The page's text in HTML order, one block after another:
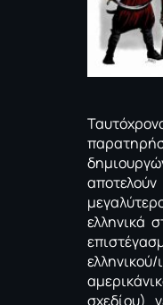
ελληνικά
σχεδίου)